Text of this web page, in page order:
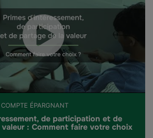
ÉPARGNANT
de participation et de
: Comment faire votre choix